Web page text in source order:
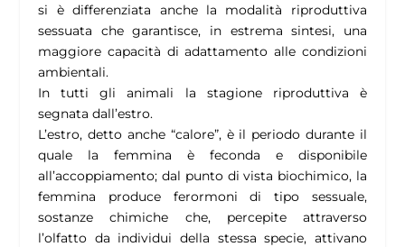
si è differenziata anche la modalità riproduttiva
sessuata che garantisce, in estrema sintesi, una
maggiore capacità di adattamento alle condizioni
ambientali.
In tutti gli animali la stagione riproduttiva è
segnata dall’estro.
L’estro, detto anche “calore”, è il periodo durante il
quale la femmina è feconda e disponibile
all’accoppiamento; dal punto di vista biochimico, la
femmina produce ferormoni di tipo sessuale,
sostanze chimiche che, percepite attraverso
l’olfatto da individui della stessa specie, attivano